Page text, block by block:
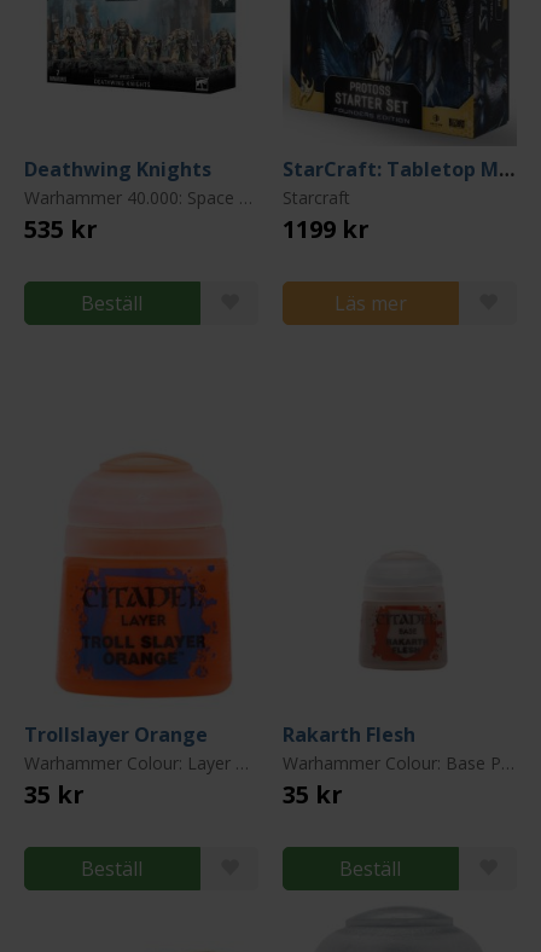
Deathwing Knights
Warhammer 40.000: Space Marines: Dark Angels
535 kr
Beställ
StarCraft: Tabletop Miniatures Game - Starter Set (Founders Edition)
Starcraft
1199 kr
Läs mer
Trollslayer Orange
Warhammer Colour: Layer Paint
35 kr
Beställ
Rakarth Flesh
Warhammer Colour: Base Paint
35 kr
Beställ